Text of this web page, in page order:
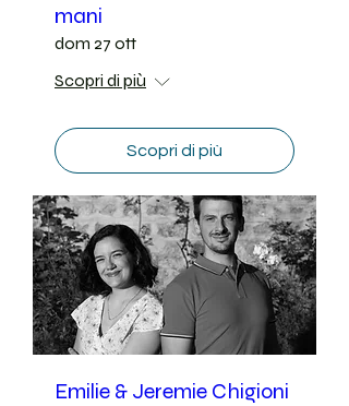
mani
dom 27 ott
Scopri di più
Scopri di più
Emilie & Jeremie Chigioni